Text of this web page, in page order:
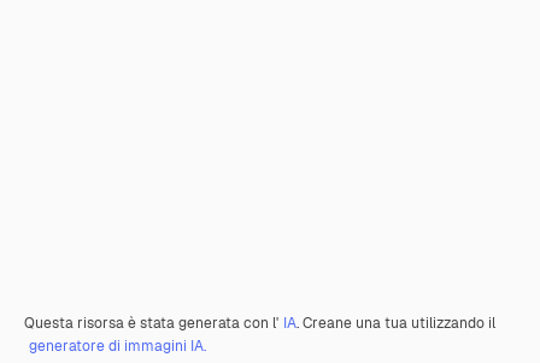
Questa risorsa è stata generata con l' IA. Creane una tua utilizzando il
generatore di immagini IA.